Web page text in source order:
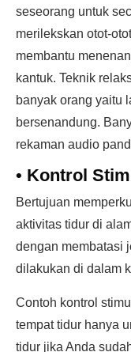
seseorang untuk
merilekskan otot-
membantu
kantuk. Teknik
banyak orang yaitu
bersenandung.
rekaman audio
• Kontrol
Bertujuan
aktivitas tidur di
dengan membatasi
dilakukan di dalam
Contoh kontrol
tempat tidur hanya
tidur jika Anda